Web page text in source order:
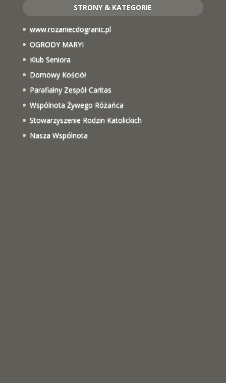
STRONY & KATEGORIE
www.rozaniecdogranic.pl
OGRODY MARYI
Klub Seniora
Domowy Kościół
Parafialny Zespół Caritas
Wspólnota Żywego Różańca
Stowarzyszenie Rodzin Katolickich
Nasza Wspólnota